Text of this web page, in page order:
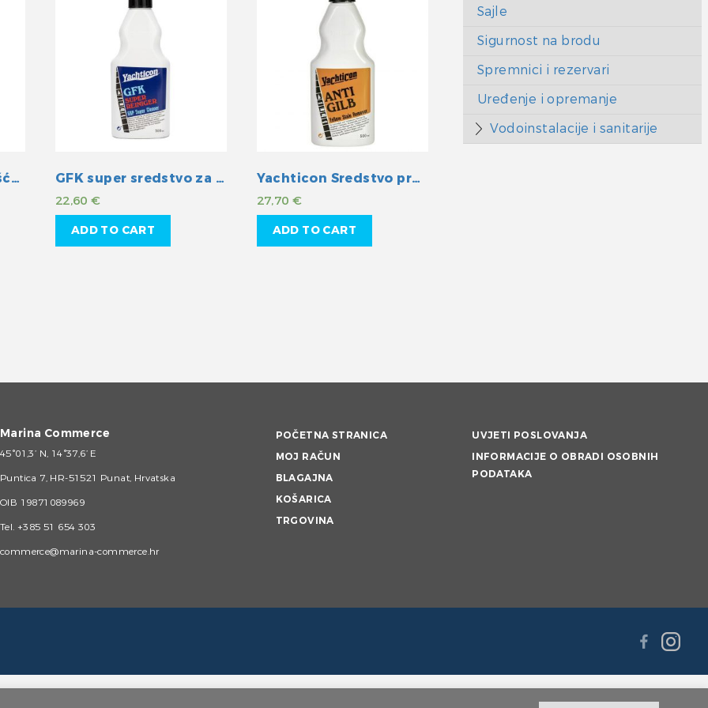
Super sredstvo za čišćenje tikovine GFK super sredstvo za čišćenje
22,60€
ADD TO CART
Yachticon Sredstvo protiv požutjelosti
27,70 €
ADD TO CART
Sajle
Sigurnost na brodu
Spremnici i rezervari
Uređenje i opremanje
Vodoinstalacije i sanitarije
Marina Commerce
45°01,3’ N, 14°37,6’ E
Puntica 7, HR-51521 Punat, Hrvatska
OIB 19871089969
Tel. +385 51 654 303
commerce@marina-commerce.hr
POČETNA STRANICA
MOJ RAČUN
BLAGAJNA
KOŠARICA
TRGOVINA
UVJETI POSLOVANJA
INFORMACIJE O OBRADI OSOBNIH
PODATAKA